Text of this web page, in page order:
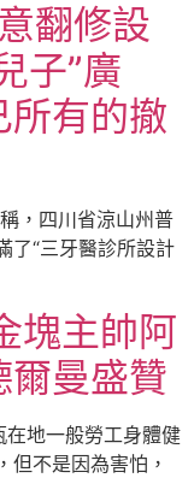
翻修設
子”廣
所有的撤
，四川省涼山州普
了“三牙醫診所設計
塊主帥阿
爾曼盛贊
地一般勞工身體健
但不是因為害怕，